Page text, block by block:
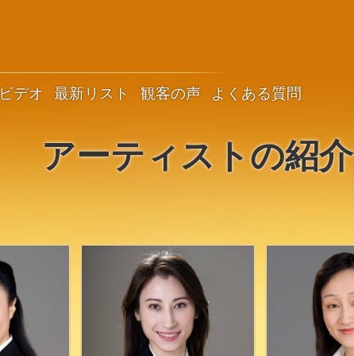
ビデオ 最新リスト 観客の声 よくある質問
アーティストの紹介